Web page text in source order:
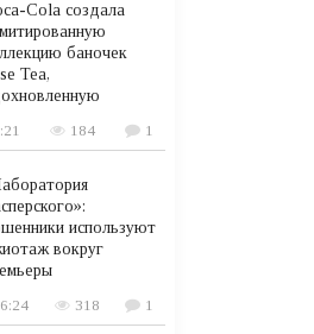
Cola создала
баночек
Tea,
184 1
используют
вокруг
318 1